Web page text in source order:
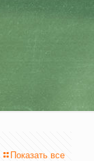
Показать все